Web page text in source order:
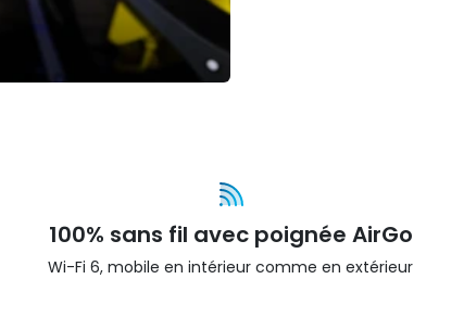
100% sans fil avec poignée AirGo
Wi-Fi 6, mobile en intérieur comme en extérieur